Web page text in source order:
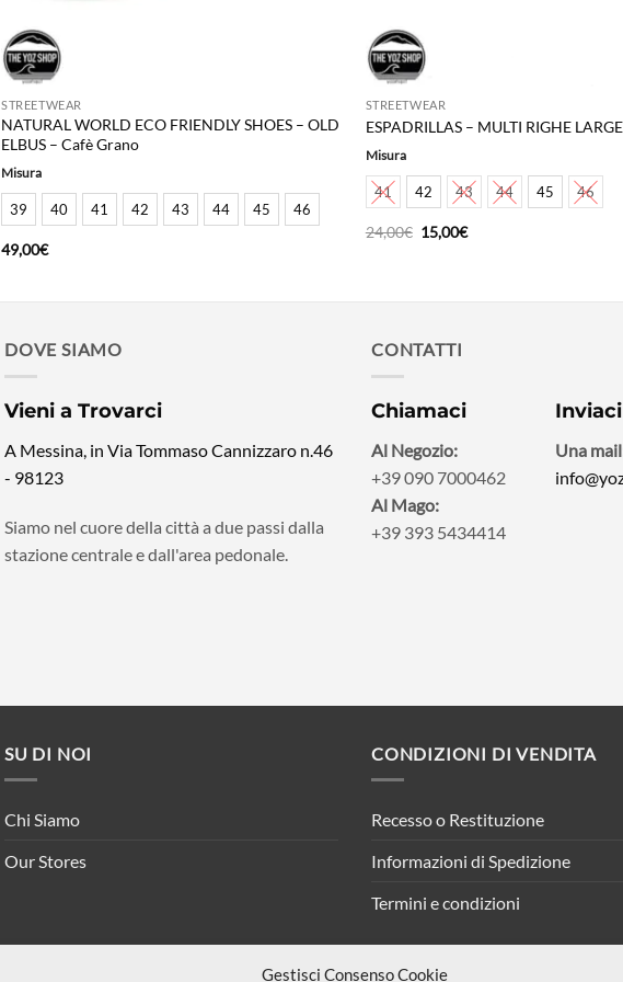
Gestisci Consenso Cookie
STREETWEAR
NATURAL WORLD ECO FRIENDLY SHOES – OLD
ELBUS – Cafè Grano
Misura
39 40 41 42 43 44 45 46
49,00€
STREETWEAR
ESPADRILLAS – MULTI RIGHE
Misura
41 42 43 44 45 46
24,00€ Il
prezzo
15,00€Il
DOVE SIAMO
Vieni a Trovarci
A Messina, in Via Tommaso Cannizzaro n.46
- 98123
Siamo nel cuore della città a due passi dalla
stazione centrale e dall'area pedonale.
CONTATTI
Chiamaci
Al Negozio:
+39 090 7000462
Al Mago:
+39 393 5434414
Inviaci
Una
SU DI NOI
Chi Siamo
Our Stores
CONDIZIONI DI VENDITA
Recesso o Restituzione
Informazioni di Spedizione
Termini e condizioni